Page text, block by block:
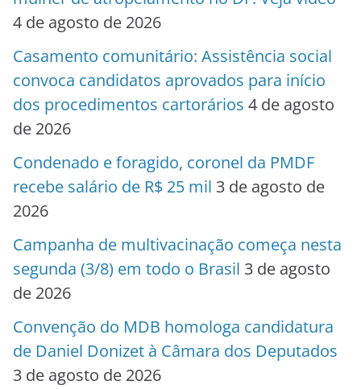
4 de agosto de 2026
Casamento comunitário: Assistência social
convoca candidatos aprovados para início
dos procedimentos cartorários 4 de agosto
de 2026
Condenado e foragido, coronel da PMDF
recebe salário de R$ 25 mil 3 de agosto de
2026
Campanha de multivacinação começa nesta
segunda (3/8) em todo o Brasil 3 de agosto
de 2026
Convenção do MDB homologa candidatura
de Daniel Donizet à Câmara dos Deputados
3 de agosto de 2026